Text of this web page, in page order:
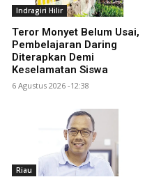
Indragiri Hilir
Teror Monyet Belum Usai,
Pembelajaran Daring
Diterapkan Demi
Keselamatan Siswa
6 Agustus 2026 -12:38
Riau